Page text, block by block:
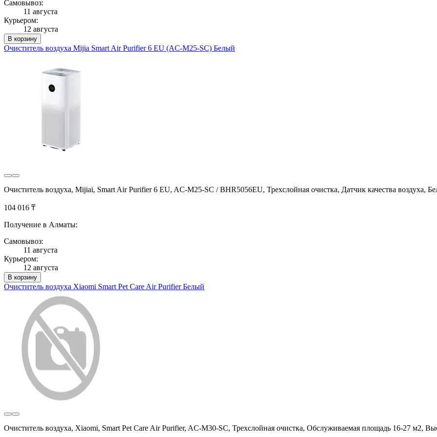
Самовывоз:
11 августа
Курьером:
12 августа
В корзину
Очиститель воздуха Mijia Smart Air Purifier 6 EU (AC-M25-SC) Белый
Очиститель воздуха, Mijiai, Smart Air Purifier 6 EU, AC-M25-SC / BHR5056EU, Трехслойная очистка, Датчик качества воздуха,
104 016 ₸
Получение в Алматы:
Самовывоз:
11 августа
Курьером:
12 августа
В корзину
Очиститель воздуха Xiaomi Smart Pet Care Air Purifier Белый
Очиститель воздуха, Xiaomi, Smart Pet Care Air Purifier, AC-M30-SC, Трехслойная очистка, Обслуживаемая площадь 16-27 м2,